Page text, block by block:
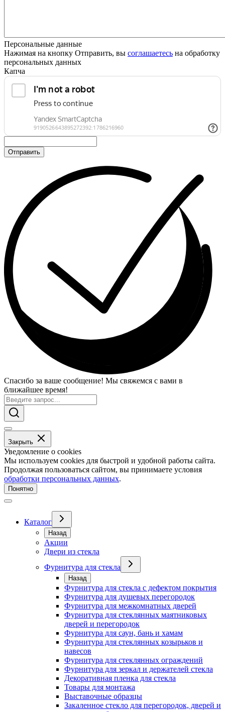
Персональные данные
Нажимая на кнопку Отправить, вы соглашаетесь на обработку
персональных данных
Капча
Отправить
Спасибо за ваше сообщение! Мы свяжемся с вами в
ближайшее время!
Закрыть
Уведомление о cookies
Мы используем cookies для быстрой и удобной работы сайта.
Продолжая пользоваться сайтом, вы принимаете условия
обработки персональных данных.
Понятно
Каталог
Назад
Акции
Двери из стекла
Фурнитура для стекла
Назад
Фурнитура для стекла с дефектом покрытия
Фурнитура для душевых перегородок
Фурнитура для межкомнатных дверей
Фурнитура для стеклянных маятниковых
дверей и перегородок
Фурнитура для саун, бань и хамам
Фурнитура для стеклянных козырьков и
навесов
Фурнитура для стеклянных ограждений
Фурнитура для зеркал и держателей стекла
Декоративная пленка для стекла
Товары для монтажа
Выставочные образцы
Закаленное стекло для перегородок, дверей и